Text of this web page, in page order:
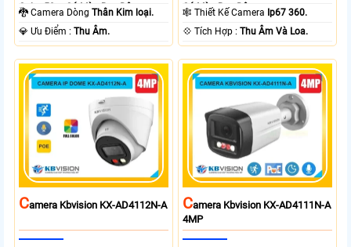
Color 50m Có Màu Ban Ðêm.
🐉️ Camera DòngThân Kim loại.
️💎 Ưu Điểm :Thu Âm.
Có Màu Ban Ðêm.
🕸️ Thiết Kế Camera Ip67 360.
️💠 Tích Hợp :Thu Âm Và Loa.
CAmera Kbvision KX-AD4112N-A CAmera Kbvision KX-AD4111N-A
4MP